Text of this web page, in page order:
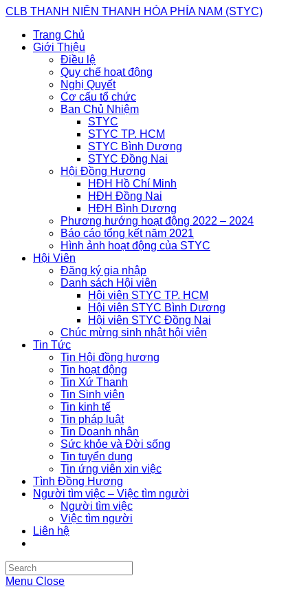
Skip
content
CLB THANH NIÊN THANH HÓA PHÍA NAM (STYC)
Trang Chủ
Giới Thiệu
Điều lệ
Quy chế hoạt động
Nghị Quyết
Cơ cấu tổ chức
Ban Chủ Nhiệm
STYC
STYC TP. HCM
STYC Bình Dương
STYC Đồng Nai
Hội Đồng Hương
HĐH Hồ Chí Minh
HĐH Đồng Nai
HĐH Bình Dương
Phương hướng hoạt động 2022 – 2024
Báo cáo tổng kết năm 2021
Hình ảnh hoạt động của STYC
Hội Viên
Đăng ký gia nhập
Danh sách Hội viên
Hội viên STYC TP. HCM
Hội viên STYC Bình Dương
Hội viên STYC Đồng Nai
Chúc mừng sinh nhật hội viên
Tin Tức
Tin Hội đồng hương
Tin hoạt động
Tin Xứ Thanh
Tin Sinh viên
Tin kinh tế
Tin pháp luật
Tin Doanh nhân
Sức khỏe và Đời sống
Tin tuyển dụng
Tin ứng viên xin việc
Tình Đồng Hương
Người tìm việc – Việc tìm người
Người tìm việc
Việc tìm người
Liên hệ
Search
this
Menu Close